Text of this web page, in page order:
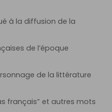
à la diffusion de la
de l’époque
de la littérature
français” et autres mots